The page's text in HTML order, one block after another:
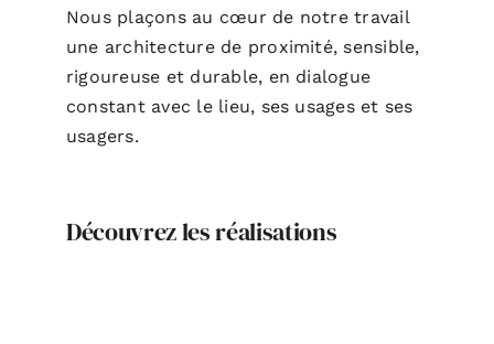
Nous plaçons au cœur de notre travail
une architecture de proximité, sensible,
rigoureuse et durable, en dialogue
constant avec le lieu, ses usages et ses
usagers.
Découvrez les réalisations